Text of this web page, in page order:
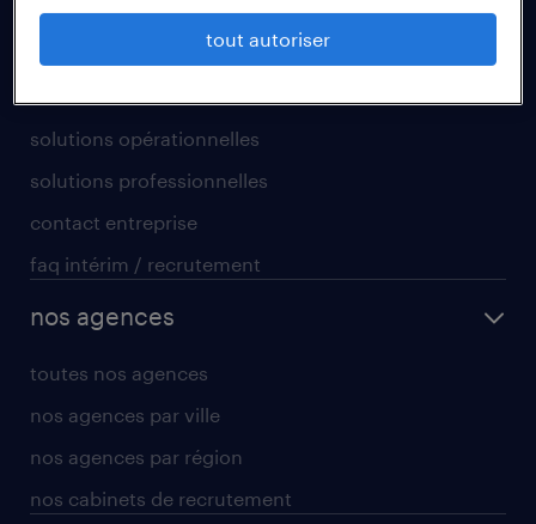
recruter un talent
solutions opérationnelles
solutions professionnelles
contact entreprise
faq intérim / recrutement
nos agences
toutes nos agences
nos agences par ville
nos agences par région
nos cabinets de recrutement
tout autoriser